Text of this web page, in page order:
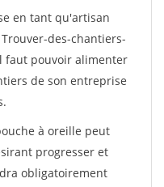
en tant qu'artisan
des-chantiers-
faut pouvoir alimenter
de son entreprise
à oreille peut
progresser et
obligatoirement